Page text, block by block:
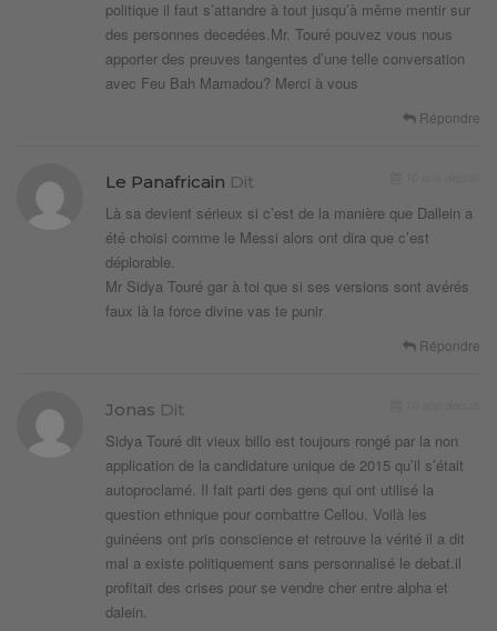
politique il faut s’attandre à tout jusqu’à même mentir sur
des personnes decedées.Mr. Touré pouvez vous nous
apporter des preuves tangentes d’une telle conversation
avec Feu Bah Mamadou? Merci à vous
Répondre
Le Panafricain Dit
Là sa devient sérieux si c’est de la manière que Dallein a
été choisi comme le Messi alors ont dira que c’est
déplorable.
Mr Sidya Touré gar à toi que si ses versions sont avérés
faux là la force divine vas te punir
Répondre
Jonas Dit
Sidya Touré dit vieux billo est toujours rongé par la non
application de la candidature unique de 2015 qu’il s’était
autoproclamé. Il fait parti des gens qui ont utilisé la
question ethnique pour combattre Cellou. Voilà les
guinéens ont pris conscience et retrouve la vérité il a dit
mal a existe politiquement sans personnalisé le debat.il
profitait des crises pour se vendre cher entre alpha et
dalein.